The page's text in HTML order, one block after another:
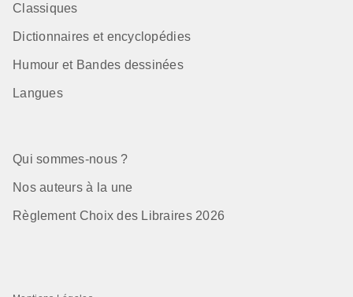
Classiques
Dictionnaires et encyclopédies
Humour et Bandes dessinées
Langues
Qui sommes-nous ?
Nos auteurs à la une
Règlement Choix des Libraires 2026